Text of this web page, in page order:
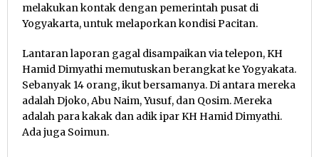
melakukan kontak dengan pemerintah pusat di
Yogyakarta, untuk melaporkan kondisi Pacitan.
Lantaran laporan gagal disampaikan via telepon, KH
Hamid Dimyathi memutuskan berangkat ke Yogyakata.
Sebanyak 14 orang, ikut bersamanya. Di antara mereka
adalah Djoko, Abu Naim, Yusuf, dan Qosim. Mereka
adalah para kakak dan adik ipar KH Hamid Dimyathi.
Ada juga Soimun.